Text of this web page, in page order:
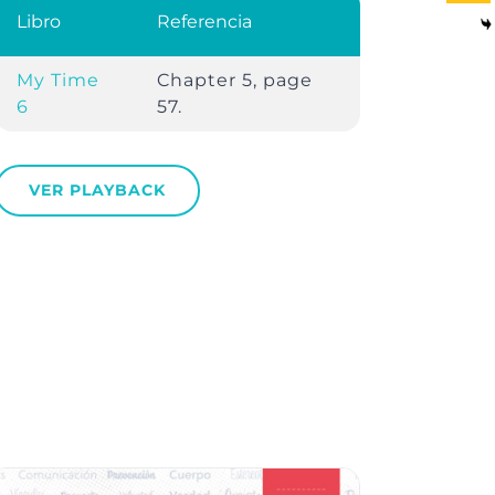
Libro Referencia
My Time
6
Chapter 5, page
57.
VER PLAYBACK